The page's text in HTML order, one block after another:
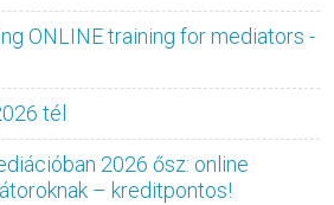
ONLINE training for mediators -
tél
2026 ősz: online
– kreditpontos!